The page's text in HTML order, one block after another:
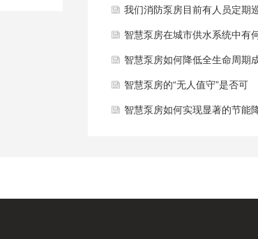
为物联网系统，过程复杂吗？
否会影响正常消防功能？后续
数据安全和系统运维由谁负责
我们消防泵房目前有人员定期
检，为什么还需要投入成本升
为物联网消防泵？这能带来哪
实质性的改变？
智慧泵房在城市供水系统中有
更大价值？—— 从“单元节
点”到“系统智慧”的视角
智慧泵房如何降低全生命周期
本？—— 超越初期投资的长期
价值分析
智慧泵房的“无人值守”是否可
靠？—— 详解安全保障与应急
智慧泵房如何实现显著的节能